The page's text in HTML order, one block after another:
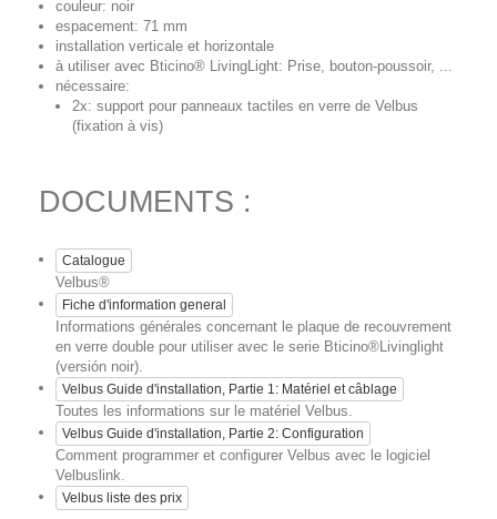
couleur: noir
espacement: 71 mm
installation verticale et horizontale
à utiliser avec Bticino® LivingLight: Prise, bouton-poussoir, ...
nécessaire:
2x: support pour panneaux tactiles en verre de Velbus
(fixation à vis)
DOCUMENTS :
Catalogue
Velbus®
Fiche d'information general
Informations générales concernant le plaque de recouvrement
en verre double pour utiliser avec le serie Bticino®Livinglight
(versión noir).
Velbus Guide d'installation, Partie 1: Matériel et câblage
Toutes les informations sur le matériel Velbus.
Velbus Guide d'installation, Partie 2: Configuration
Comment programmer et configurer Velbus avec le logiciel
Velbuslink.
Velbus liste des prix